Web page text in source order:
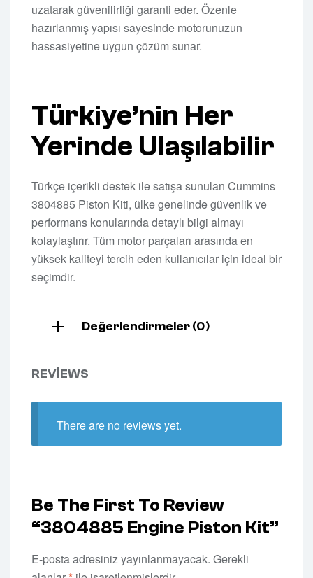
uzatarak güvenilirliği garanti eder. Özenle
hazırlanmış yapısı sayesinde motorunuzun
hassasiyetine uygun çözüm sunar.
Türkiye’nin Her
Yerinde Ulaşılabilir
Türkçe içerikli destek ile satışa sunulan Cummins
3804885 Piston Kiti, ülke genelinde güvenlik ve
performans konularında detaylı bilgi almayı
kolaylaştırır. Tüm motor parçaları arasında en
yüksek kaliteyi tercih eden kullanıcılar için ideal bir
seçimdir.
Değerlendirmeler (0)
REVIEWS
There are no reviews yet.
Be The First To Review
“3804885 Engine Piston Kit”
E-posta adresiniz yayınlanmayacak. Gerekli